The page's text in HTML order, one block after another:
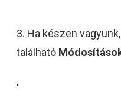
3. Ha készen
található